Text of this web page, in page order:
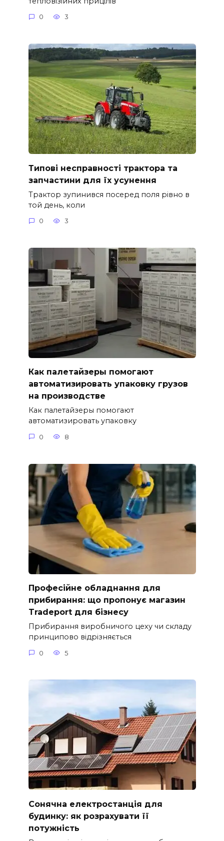
0 3
Типові несправності трактора та
запчастини для їх усунення
Трактор зупинився посеред поля рівно в
той день, коли
0 3
Как палетайзеры помогают
автоматизировать упаковку грузов
на производстве
Как палетайзеры помогают
автоматизировать упаковку
0 8
Професійне обладнання для
прибирання: що пропонує магазин
Tradeport для бізнесу
Прибирання виробничого цеху чи складу
принципово відрізняється
0 5
Сонячна електростанція для
будинку: як розрахувати її
потужність